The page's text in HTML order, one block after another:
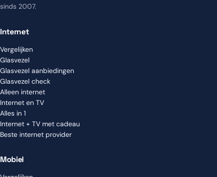
sinds 2007.
Internet
Vergelijken
Glasvezel
Glasvezel aanbiedingen
Glasvezel check
Alleen internet
Internet en TV
Alles in 1
Internet + TV met cadeau
Beste internet provider
Mobiel